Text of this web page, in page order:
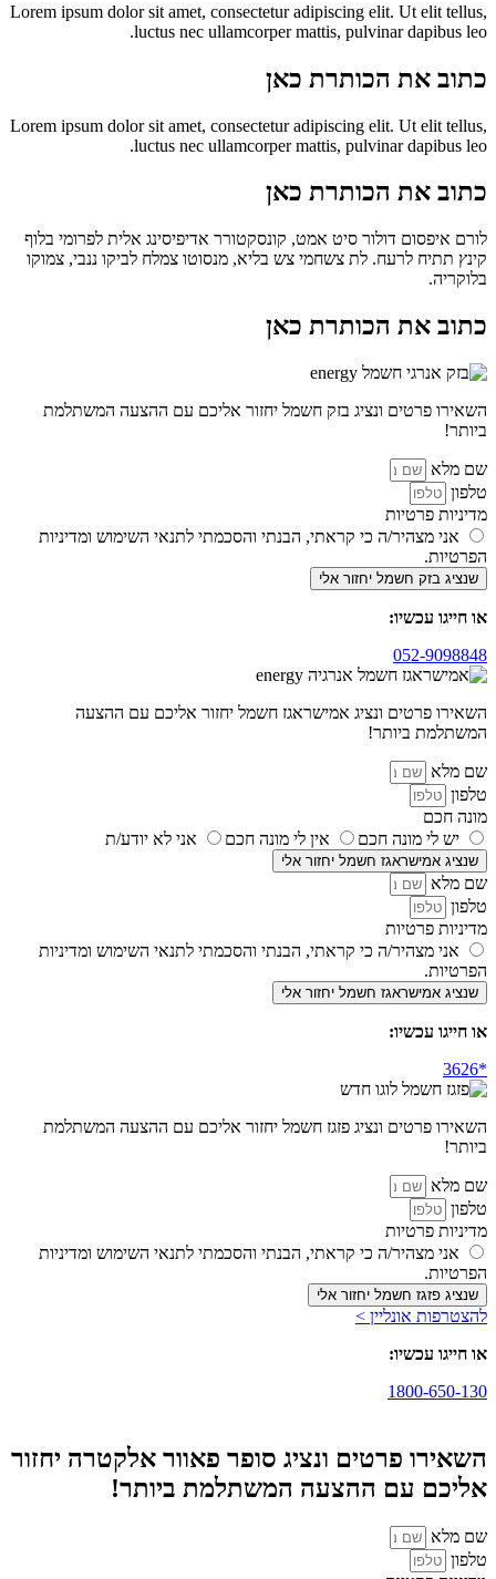
Lorem ipsum dolor sit amet, consectetur adipiscing elit. Ut elit tellus,
luctus nec ullamcorper mattis, pulvinar dapibus leo.
כתוב את הכותרת כאן
Lorem ipsum dolor sit amet, consectetur adipiscing elit. Ut elit tellus,
luctus nec ullamcorper mattis, pulvinar dapibus leo.
כתוב את הכותרת כאן
לורם איפסום דולור סיט אמט, קונסקטורר אדיפיסינג אלית לפרומי בלוף
קינץ תתיח לרעח. לת צשחמי צש בליא, מנסוטו צמלח לביקו ננבי, צמוקו
בלוקריה.
כתוב את הכותרת כאן
השאירו פרטים ונציג בזק חשמל יחזור אליכם עם ההצעה המשתלמת
ביותר!
שם מלא
טלפון
מדיניות פרטיות
אני מצהיר/ה כי קראתי, הבנתי והסכמתי לתנאי השימוש ומדיניות
הפרטיות.
שנציג בזק חשמל יחזור אלי
או חייגו עכשיו:
052-9098848
השאירו פרטים ונציג אמישראגז חשמל יחזור אליכם עם ההצעה
המשתלמת ביותר!
שם מלא
טלפון
מונה חכם
יש לי מונה חכם
אין לי מונה חכם אני לא יודע/ת
שנציג אמישראגז חשמל יחזור אלי
שם מלא
טלפון
מדיניות פרטיות
אני מצהיר/ה כי קראתי, הבנתי והסכמתי לתנאי השימוש ומדיניות
הפרטיות.
שנציג אמישראגז חשמל יחזור אלי
או חייגו עכשיו:
השאירו פרטים ונציג פזגז חשמל יחזור אליכם עם ההצעה המשתלמת
ביותר!
שם מלא
טלפון
מדיניות פרטיות
אני מצהיר/ה כי קראתי, הבנתי והסכמתי לתנאי השימוש ומדיניות
הפרטיות.
שנציג פזגז חשמל יחזור אלי
להצטרפות אונליין >
או חייגו עכשיו:
1800-650-130
השאירו פרטים ונציג סופר פאוור אלקטרה יחזור
אליכם עם ההצעה המשתלמת ביותר!
שם מלא
טלפון